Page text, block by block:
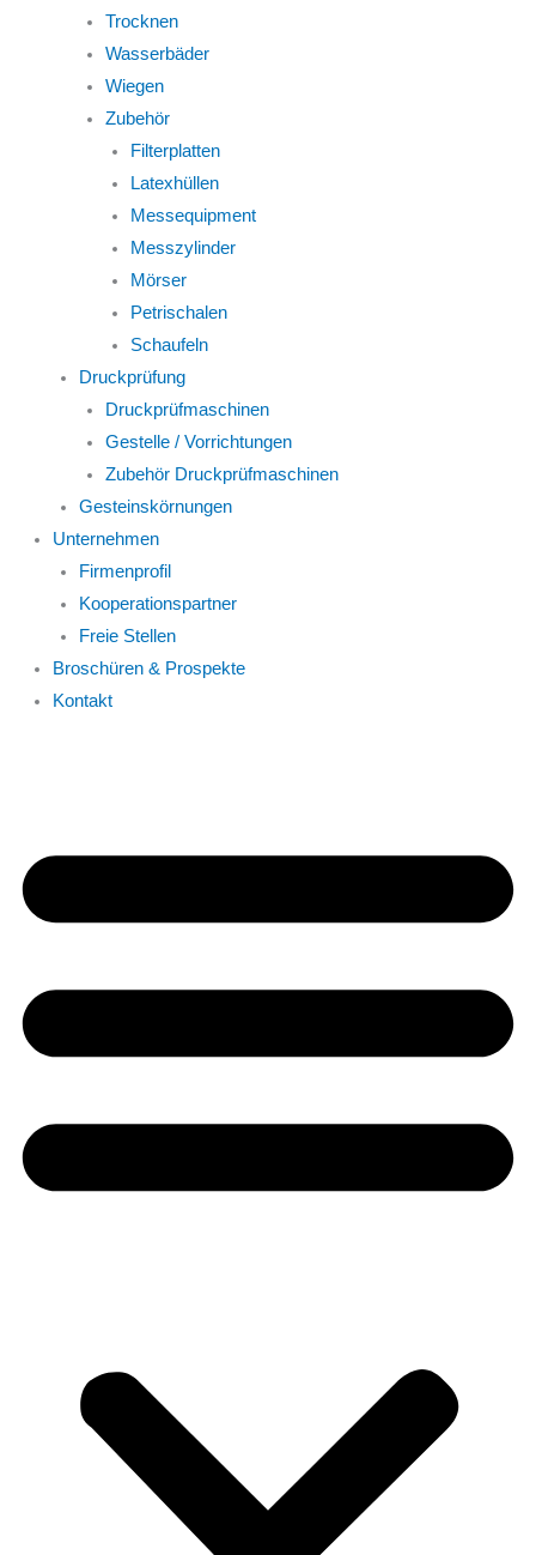
Trocknen
Wasserbäder
Wiegen
Zubehör
Filterplatten
Latexhüllen
Messequipment
Messzylinder
Mörser
Petrischalen
Schaufeln
Druckprüfung
Druckprüfmaschinen
Gestelle / Vorrichtungen
Zubehör Druckprüfmaschinen
Gesteinskörnungen
Unternehmen
Firmenprofil
Kooperationspartner
Freie Stellen
Broschüren & Prospekte
Kontakt